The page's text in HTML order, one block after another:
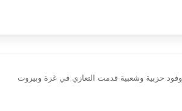
عيد الجيش
حزبية وشعبية قدمت التعازي في غزة وبيروت